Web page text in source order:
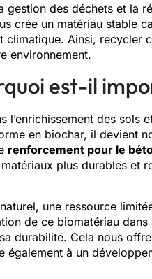
des déchets et la
crée un matériau stable
climatique. Ainsi, recycler
environnement.
est-il
des sols
en biochar, il devient
renforcement pour le
plus durables et
une ressource
de ce biomatériau
durabilité. Cela nous
également à un